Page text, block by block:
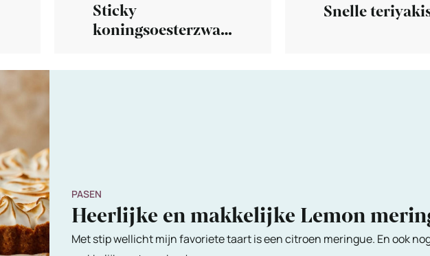
Sticky
koningsoesterzwa
Snelle
PASEN
Heerlijke en makkelijke Lemon
Met stip wellicht mijn favoriete taart is een citroen meringue. En ook